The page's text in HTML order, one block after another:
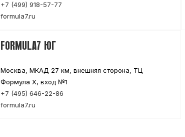
+7 (499) 918-57-77
formula7.ru
FORMULA7 ЮГ
Москва, МКАД 27 км, внешняя сторона, ТЦ
Формула Х, вход №1
+7 (495) 646-22-86
formula7.ru